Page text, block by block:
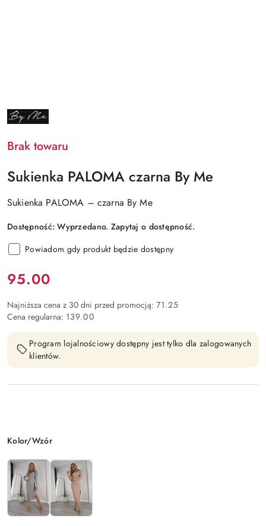
NAZWA
PRODUCENTA:
Brak towaru
Sukienka PALOMA czarna By Me
Sukienka PALOMA – czarna By Me
Dostępność:Wyprzedano. Zapytaj o dostępność.
Powiadom gdy produkt będzie dostępny
Cena:
95.00
Najniższa cena z 30 dni przed promocją: 71.25
Cena regularna: 139.00
Program lojalnościowy dostępny jest tylko dla zalogowanych
klientów.
Wariant
Kolor/Wzór